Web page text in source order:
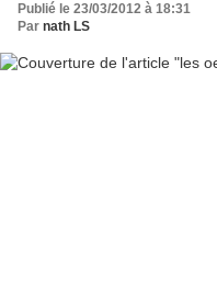
Publié le 23/03/2012 à 18:31
Par nath LS